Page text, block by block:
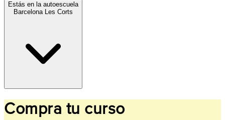
Estás en la autoescuela
Barcelona Les Corts
Compra tu curso